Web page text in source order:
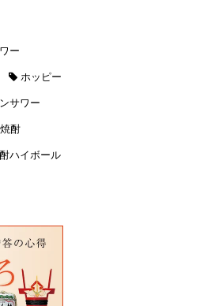
ー
ホッピー
サワー
焼酎
ハイボール